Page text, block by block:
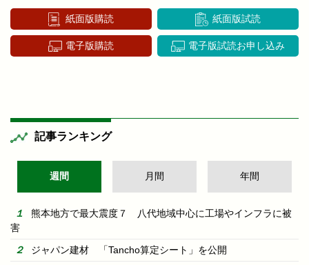
紙面版購読 紙面版試読
電子版購読 電子版試読お申し込み
記事ランキング
週間 月間 年間
熊本地方で最大震度７ 八代地域中心に工場やインフラに被
害
ジャパン建材 「Tancho算定シート」を公開